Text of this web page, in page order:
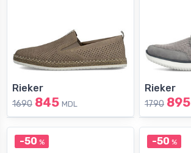
Rieker
1690 845 MDL
Rieker
1790 895
-50 % -50 %